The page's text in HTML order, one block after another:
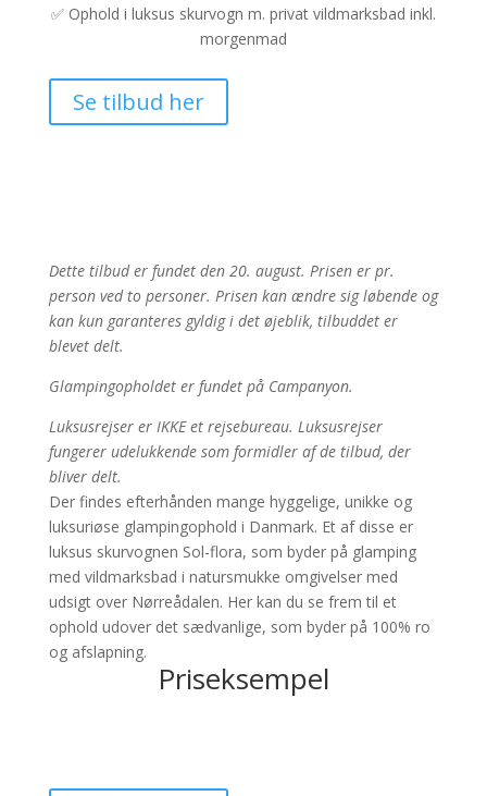
✅ Ophold i luksus skurvogn m. privat vildmarksbad inkl.
morgenmad
Se tilbud her
Dette tilbud er fundet den 20. august. Prisen er pr.
person ved to personer. Prisen kan ændre sig løbende og
kan kun garanteres gyldig i det øjeblik, tilbuddet er
blevet delt.
Glampingopholdet er fundet på Campanyon.
Luksusrejser er IKKE et rejsebureau. Luksusrejser
fungerer udelukkende som formidler af de tilbud, der
bliver delt.
Der findes efterhånden mange hyggelige, unikke og
luksuriøse glampingophold i Danmark. Et af disse er
luksus skurvognen Sol-flora, som byder på glamping
med vildmarksbad i natursmukke omgivelser med
udsigt over Nørreådalen. Her kan du se frem til et
ophold udover det sædvanlige, som byder på 100% ro
og afslapning.
Priseksempel